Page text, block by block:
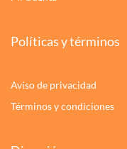
Políticas y términos
Aviso de privacidad
Términos y condiciones